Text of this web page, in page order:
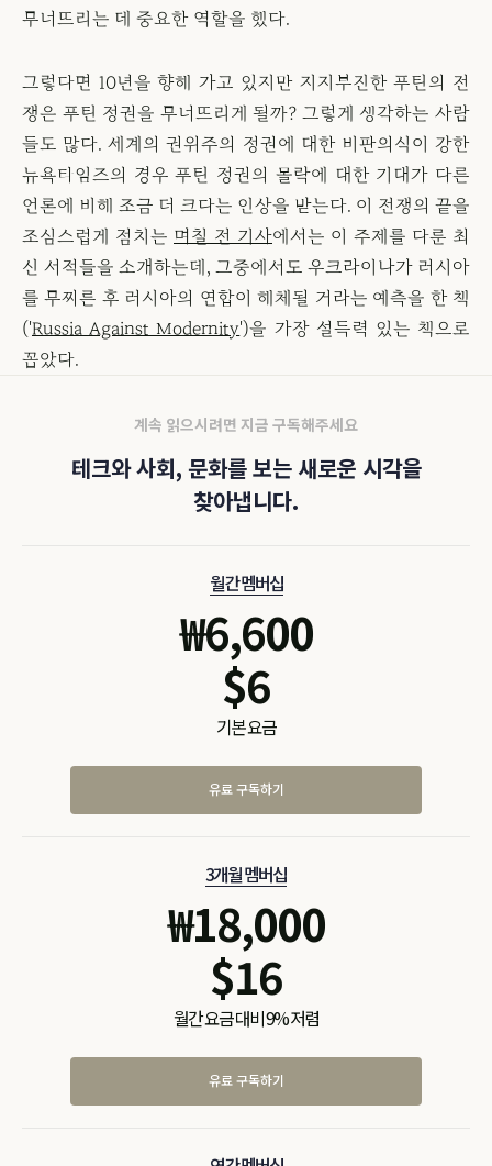
무너뜨리는 데 중요한 역할을 했다.
그렇다면 10년을 향해 가고 있지만 지지부진한 푸틴의 전
쟁은 푸틴 정권을 무너뜨리게 될까? 그렇게 생각하는 사람
들도 많다. 세계의 권위주의 정권에 대한 비판의식이 강한
뉴욕타임즈의 경우 푸틴 정권의 몰락에 대한 기대가 다른
언론에 비해 조금 더 크다는 인상을 받는다. 이 전쟁의 끝을
조심스럽게 점치는 며칠 전 기사에서는 이 주제를 다룬 최
신 서적들을 소개하는데, 그중에서도 우크라이나가 러시아
를 무찌른 후 러시아의 연합이 해체될 거라는 예측을 한 책
('Russia Against Modernity')을 가장 설득력 있는 책으로
꼽았다.
계속 읽으시려면 지금 구독해주세요
테크와 사회, 문화를 보는 새로운 시각을
찾아냅니다.
월간 멤버십
₩6,600
$6
기본 요금
유료 구독하기
3개월 멤버십
₩18,000
$16
월간 요금 대비 9% 저렴
유료 구독하기